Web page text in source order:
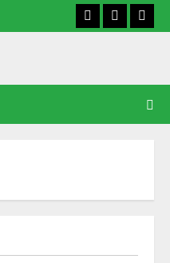
Facebook
X